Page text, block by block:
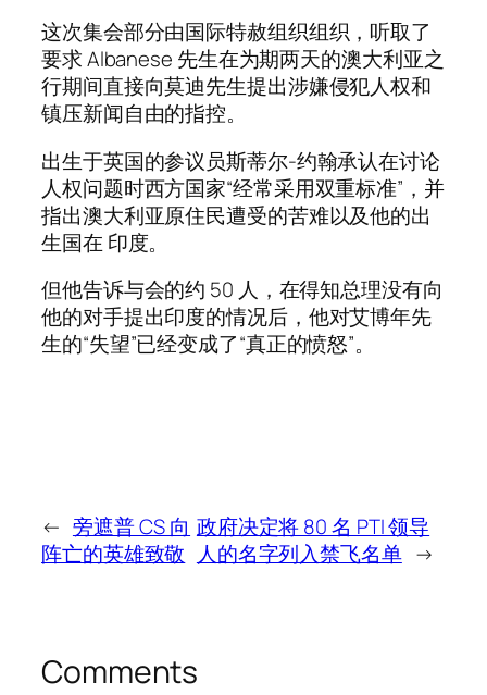
这次集会部分由国际特赦组织组织，听取了
要求 Albanese 先生在为期两天的澳大利亚之
行期间直接向莫迪先生提出涉嫌侵犯人权和
镇压新闻自由的指控。
出生于英国的参议员斯蒂尔-约翰承认在讨论
人权问题时西方国家“经常采用双重标准”，并
指出澳大利亚原住民遭受的苦难以及他的出
生国在 印度。
但他告诉与会的约 50 人，在得知总理没有向
他的对手提出印度的情况后，他对艾博年先
生的“失望”已经变成了“真正的愤怒”。
← 旁遮普 CS 向
阵亡的英雄致敬
政府决定将 80 名 PTI 领导
人的名字列入禁飞名单 →
Comments